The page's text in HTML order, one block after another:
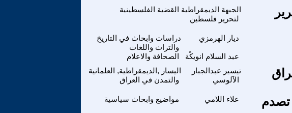
القضية الفلسطينية الجبهة الديمقراطية
لتحرير فلسطين
دراسات وابحاث في التاريخ
والتراث واللغات
ديار الهرمزي
الصحافة والاعلام عبد السلام انويكًة
اليسار ,الديمقراطية, العلمانية
والتمدن في العراق
تيسير عبدالجبار
الآلوسي
مواضيع وابحاث سياسية علاء اللامي
تصدم